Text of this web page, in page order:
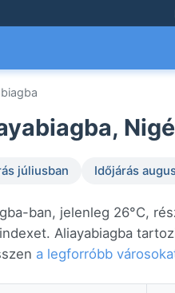
júliusban Időjárás
ban, jelenleg 26°C,
Aliayabiagba
a legforróbb